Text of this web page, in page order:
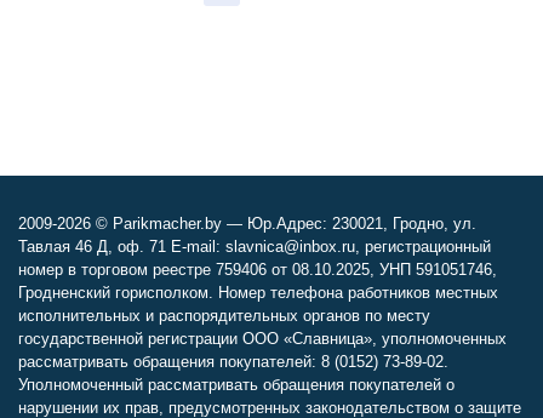
2009-2026 © Parikmacher.by — Юр.Адрес: 230021, Гродно, ул.
Тавлая 46 Д, оф. 71 E-mail: slavnica@inbox.ru, регистрационный
номер в торговом реестре 759406 от 08.10.2025, УНП 591051746,
Гродненский горисполком. Номер телефона работников местных
исполнительных и распорядительных органов по месту
государственной регистрации ООО «Славница», уполномоченных
рассматривать обращения покупателей: 8 (0152) 73-89-02.
Уполномоченный рассматривать обращения покупателей о
нарушении их прав, предусмотренных законодательством о защите